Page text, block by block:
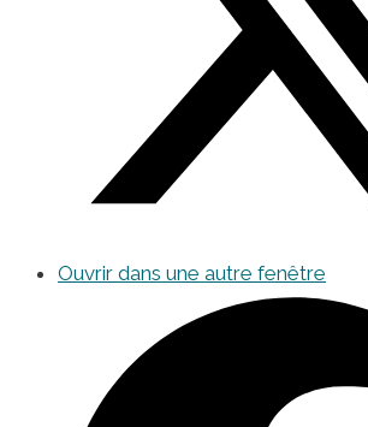
Ouvrir dans une autre fenêtre